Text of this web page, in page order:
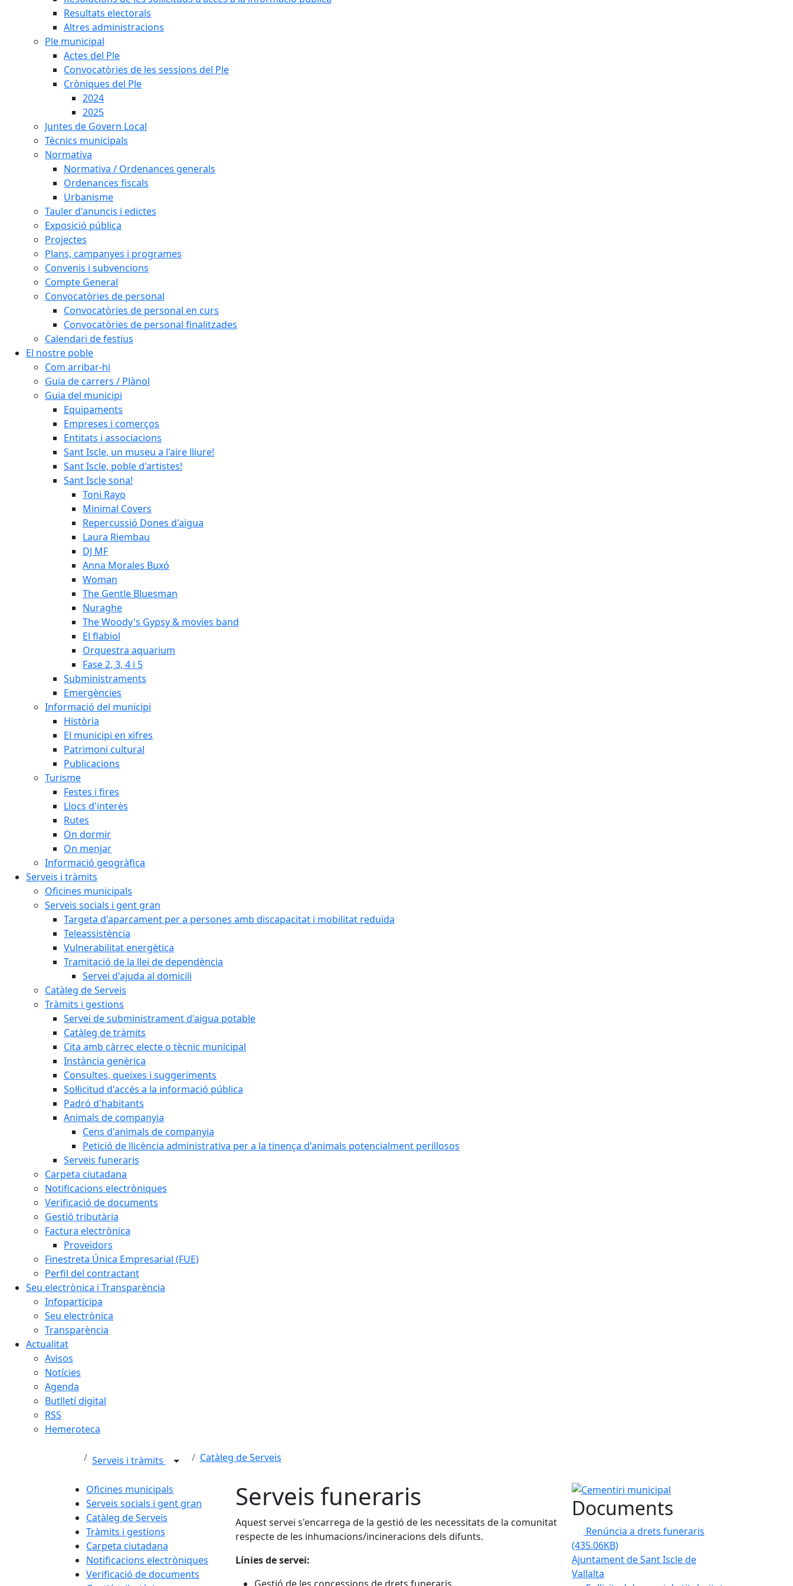
Resultats electorals
Altres administracions
Ple municipal
Actes del Ple
Convocatòries de les sessions del Ple
Cròniques del Ple
2024
2025
Juntes de Govern Local
Tècnics municipals
Normativa
Normativa / Ordenances generals
Ordenances fiscals
Urbanisme
Tauler d'anuncis i edictes
Exposició pública
Projectes
Plans, campanyes i programes
Convenis i subvencions
Compte General
Convocatòries de personal
Convocatòries de personal en curs
Convocatòries de personal finalitzades
Calendari de festius
El nostre poble
Com arribar-hi
Guia de carrers / Plànol
Guia del municipi
Equipaments
Empreses i comerços
Entitats i associacions
Sant Iscle, un museu a l'aire lliure!
Sant Iscle, poble d'artistes!
Sant Iscle sona!
Toni Rayo
Minimal Covers
Repercussió Dones d'aigua
Laura Riembau
DJ MF
Anna Morales Buxó
Woman
The Gentle Bluesman
Nuraghe
The Woody's Gypsy & movies band
El flabiol
Orquestra aquarium
Fase 2, 3, 4 i 5
Subministraments
Emergències
Informació del municipi
Història
El municipi en xifres
Patrimoni cultural
Publicacions
Turisme
Festes i fires
Llocs d'interès
Rutes
On dormir
On menjar
Informació geogràfica
Serveis i tràmits
Oficines municipals
Serveis socials i gent gran
Targeta d'aparcament per a persones amb discapacitat i mobilitat reduïda
Teleassistència
Vulnerabilitat energètica
Tramitació de la llei de dependència
Servei d'ajuda al domicili
Catàleg de Serveis
Tràmits i gestions
Servei de subministrament d'aigua potable
Catàleg de tràmits
Cita amb càrrec electe o tècnic municipal
Instància genèrica
Consultes, queixes i suggeriments
Sol·licitud d'accés a la informació pública
Padró d'habitants
Animals de companyia
Cens d'animals de companyia
Petició de llicència administrativa per a la tinença d'animals potencialment perillosos
Serveis funeraris
Carpeta ciutadana
Notificacions electròniques
Verificació de documents
Gestió tributària
Factura electrònica
Proveïdors
Finestreta Única Empresarial (FUE)
Perfil del contractant
Seu electrònica i Transparència
Infoparticipa
Seu electrònica
Transparència
Actualitat
Avisos
Notícies
Agenda
Butlletí digital
RSS
Hemeroteca
Serveis i tràmits Catàleg de Serveis
Oficines municipals
Serveis socials i gent gran
Catàleg de Serveis
Tràmits i gestions
Carpeta ciutadana
Notificacions electròniques
Verificació de documents
Serveis funeraris
Aquest servei s'encarrega de la gestió de les necessitats de la comunitat
respecte de les inhumacions/incineracions dels difunts.
Línies de servei:
Cementiri municipal
Documents
Renúncia a drets funeraris
(435.06KB)
Ajuntament de Sant Iscle de
Vallalta